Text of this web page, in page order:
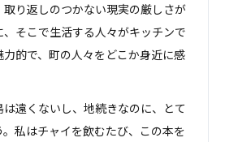
り返しのつかない現実の厳しさが
そこで生活する人々がキッチンで
的で、町の人々をどこか身近に感
遠くないし、地続きなのに、とて
私はチャイを飲むたび、この本を